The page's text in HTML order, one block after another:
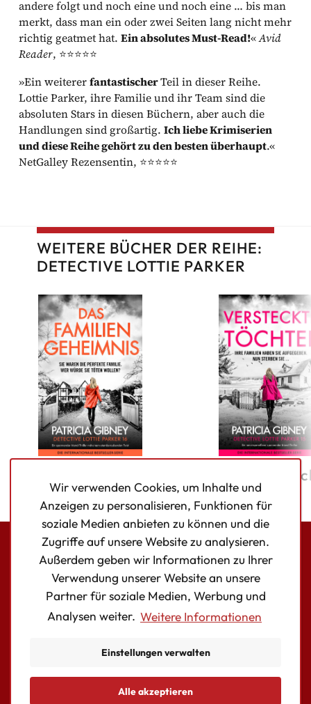
andere folgt und noch eine und noch eine … bis man
merkt, dass man ein oder zwei Seiten lang nicht mehr
richtig geatmet hat.Ein absolutes Must-Read!«Avid
Reader, ⭐⭐⭐⭐⭐
»Ein weitererfantastischerTeil in dieser Reihe.
Lottie Parker, ihre Familie und ihr Team sind die
absoluten Stars in diesen Büchern, aber auch die
Handlungen sind großartig.Ich liebe Krimiserien
und diese Reihe gehört zu den besten überhaupt.«
NetGalley Rezensentin, ⭐⭐⭐⭐⭐
WEITERE BÜCHER DER REIHE:
DETECTIVE LOTTIE PARKER
Familiengeheimnis
Versteckte
FacebookInstagram
Twitter
AUTOR:INNEN
Wir verwenden Cookies, um Inhalte und
Anzeigen zu personalisieren, Funktionen für
soziale Medien anbieten zu können und die
Zugriffe auf unsere Website zu analysieren.
Außerdem geben wir Informationen zu Ihrer
Verwendung unserer Website an unsere
Partner für soziale Medien, Werbung und
Analysen weiter. Weitere Informationen
Einstellungen verwalten
Essentielle Cookies
Alle akzeptieren